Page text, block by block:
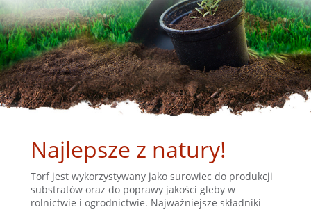
Najlepsze z natury!
Torf jest wykorzystywany jako surowiec do produkcji
substratów oraz do poprawy jakości gleby w
rolnictwie i ogrodnictwie. Najważniejsze składniki